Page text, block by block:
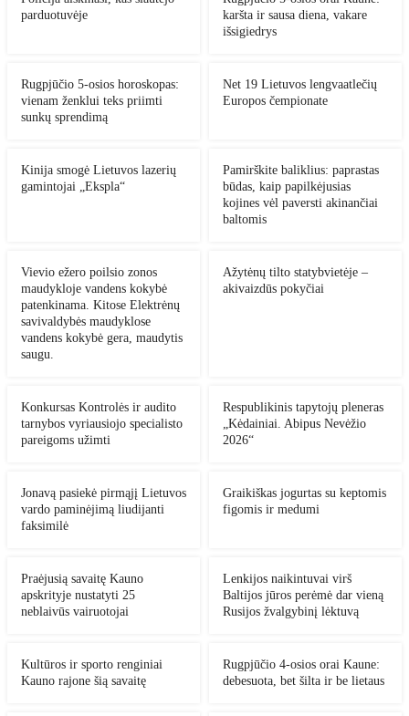
parduotuvėje
karšta ir sausa diena, vakare
išsigiedrys
Rugpjūčio 5-osios horoskopas:
vienam ženklui teks priimti
sunkų sprendimą
Net 19 Lietuvos lengvaatlečių
Europos čempionate
Kinija smogė Lietuvos lazerių
gamintojai „Ekspla“
Pamirškite baliklius: paprastas
būdas, kaip papilkėjusias
kojines vėl paversti akinančiai
baltomis
Vievio ežero poilsio zonos
maudykloje vandens kokybė
patenkinama. Kitose Elektrėnų
savivaldybės maudyklose
vandens kokybė gera, maudytis
saugu.
Ažytėnų tilto statybvietėje –
akivaizdūs pokyčiai
Konkursas Kontrolės ir audito
tarnybos vyriausiojo specialisto
pareigoms užimti
Respublikinis tapytojų pleneras
„Kėdainiai. Abipus Nevėžio
2026“
Jonavą pasiekė pirmąjį Lietuvos
vardo paminėjimą liudijanti
faksimilė
Graikiškas jogurtas su keptomis
figomis ir medumi
Praėjusią savaitę Kauno
apskrityje nustatyti 25
neblaivūs vairuotojai
Lenkijos naikintuvai virš
Baltijos jūros perėmė dar vieną
Rusijos žvalgybinį lėktuvą
Kultūros ir sporto renginiai
Kauno rajone šią savaitę
Rugpjūčio 4-osios orai Kaune:
debesuota, bet šilta ir be lietaus